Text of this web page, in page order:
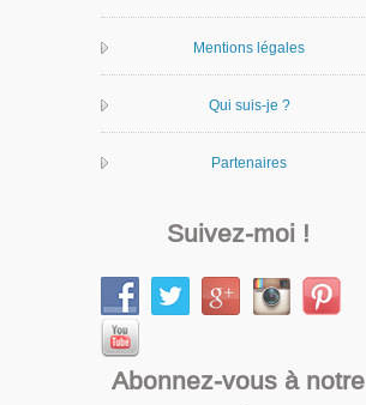
Mentions légales
Qui suis-je ?
Partenaires
Suivez-moi !
Abonnez-vous à notre